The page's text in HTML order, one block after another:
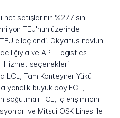
satışlarının %27.7'sini
TEU'nun üzerinde
elleçlendi. Okyanus navlun
ve APL Logistics
Hizmet seçenekleri
LCL, Tam Konteyner Yükü
yönelik büyük boy FCL,
soğutmalı FCL, iç erişim için
ve Mitsui OSK Lines ile